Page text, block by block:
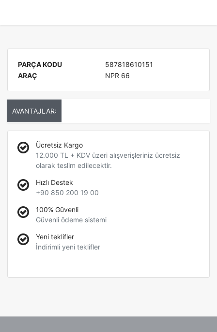
PARÇA KODU
587818610151
ARAÇ
NPR 66
AVANTAJLAR:
Ücretsiz Kargo
12.000 TL + KDV üzeri alışverişleriniz ücretsiz
olarak teslim edilecektir.
Hızlı Destek
+90 850 200 19 00
100% Güvenli
Güvenli ödeme sistemi
Yeni teklifler
İndirimli yeni teklifler